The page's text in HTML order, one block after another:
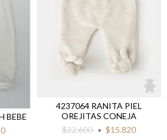
BEBE
4237064 RANITA PIEL
OREJITAS CONEJA
$22.600
$15.820